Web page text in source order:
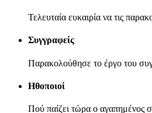
Τελευταία ευκαιρία να τις
Συγγραφείς
Παρακολούθησε το έργο του
Ηθοποιοί
Πού παίζει τώρα ο αγαπημένος